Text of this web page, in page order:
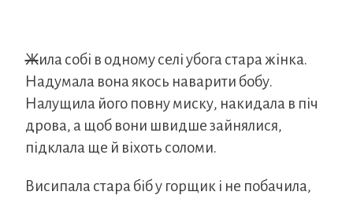
Жила собі в одному селі убога стара жінка.
Надумала вона якось наварити бобу.
Налущила його повну миску, накидала в піч
дрова, а щоб вони швидше зайнялися,
підклала ще й віхоть соломи.
Висипала стара біб у горщик і не побачила,